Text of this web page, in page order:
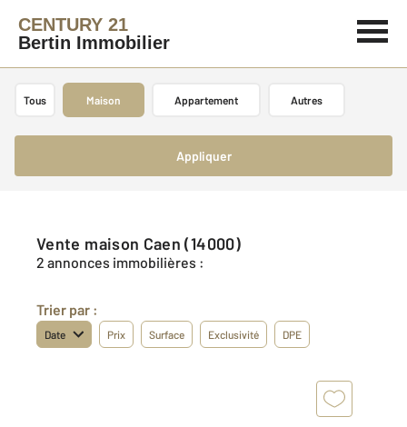
CENTURY 21
Bertin Immobilier
Tous Maison Appartement Autres
Appliquer
Vente maison Caen (14000)
2 annonces immobilières :
Trier par :
Date Prix Surface Exclusivité DPE